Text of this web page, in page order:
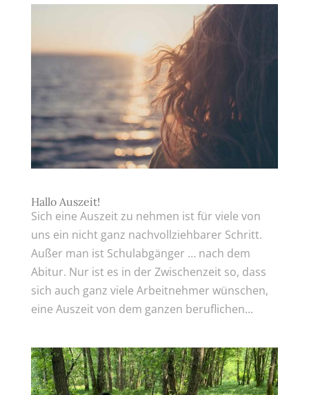
Hallo Auszeit!
Sich eine Auszeit zu nehmen ist für viele von
uns ein nicht ganz nachvollziehbarer Schritt.
Außer man ist Schulabgänger … nach dem
Abitur. Nur ist es in der Zwischenzeit so, dass
sich auch ganz viele Arbeitnehmer wünschen,
eine Auszeit von dem ganzen beruflichen...